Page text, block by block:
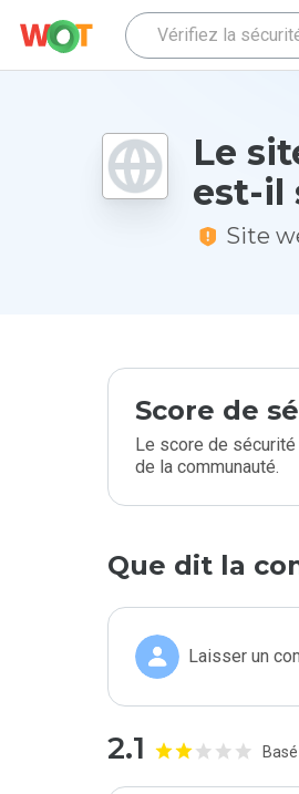
Le
est-il
Site
Score de
Le score de
de la communauté.
Que dit la
Laisser un
2.1